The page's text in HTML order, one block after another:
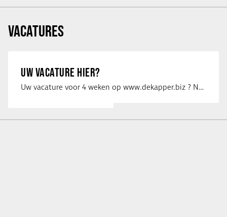
VACATURES
UW VACATURE HIER?
Uw vacature voor 4 weken op www.dekapper.biz ? Neem dan contact op met Maaike …